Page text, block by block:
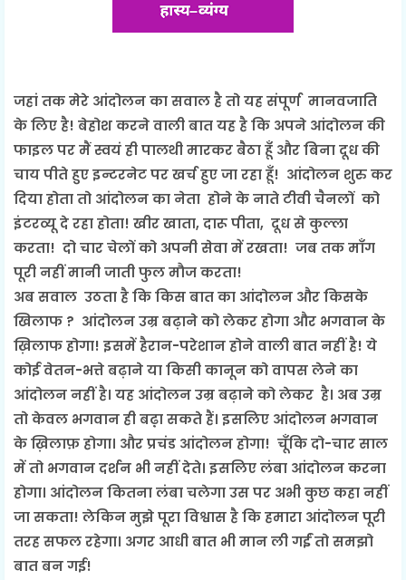
जहां तक मेरे आंदोलन का सवाल है तो यहसंपूर्ण मानवजाति
के लिए है! बेहोश करने वाली बात यह है कि अपने आंदोलन की
फाइल पर मैं स्वयं ही पालथी मारकर बैठा हूँ और बिना दूध की
चाय पीते हुए इन्टरनेट पर खर्च हुए जा रहा हूँ! आंदोलन शुरु कर
दिया होता तो आंदोलन का नेता होने के नाते टीवी चैनलों को
इंटरव्यू दे रहा होता! खीर खाता, दारू पीता, दूध से कुल्ला
करता! दो चार चेलों को अपनी सेवा में रखता! जब तक माँग
पूरी नहीं मानी जाती फुल मौज करता!
अब सवाल उठता है कि किस बात का आंदोलन और किसके
खिलाफ ? आंदोलन उम्र बढ़ाने को लेकर होगा और भगवान के
ख़िलाफ होगा! इसमें हैरान-परेशान होने वाली बात नहीं है! ये
कोई वेतन-भत्ते बढ़ाने या किसी कानून को वापस लेने का
आंदोलन नहीं है। यह आंदोलन उम्र बढ़ाने को लेकर है। अब उम्र
तो केवल भगवान ही बढ़़ा सकते हैं। इसलिए आंदोलन भगवान
के ख़िलाफ़ होगा। और प्रचंड आंदोलन होगा! चूँकि दो-चार साल
में तो भगवान दर्शन भी नहीं देते। इसलिए लंबा आंदोलन करना
होगा। आंदोलन कितना लंबा चलेगा उस पर अभी कुछ कहा नहीं
जा सकता! लेकिन मुझे पूरा विश्वास है कि हमारा आंदोलन पूरी
तरह सफल रहेगा। अगर आधी बात भी मान ली गईं तो समझो
बात बन गई!